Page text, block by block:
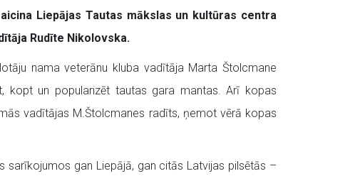
Liepājas Tautas mākslas un kultūras centra
Rudīte Nikolovska.
nama veterānu kluba vadītāja Marta Štolcmane
kopt un popularizēt tautas gara mantas. Arī kopas
vadītājas M.Štolcmanes radīts, ņemot vērā kopas
sarīkojumos gan Liepājā, gan citās Latvijas pilsētās –